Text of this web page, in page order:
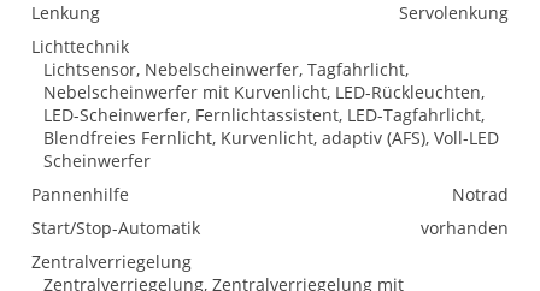
Lenkung
Servolenkung
Lichttechnik
Lichtsensor, Nebelscheinwerfer, Tagfahrlicht,
Nebelscheinwerfer mit Kurvenlicht, LED-Rückleuchten,
LED-Scheinwerfer, Fernlichtassistent, LED-Tagfahrlicht,
Blendfreies Fernlicht, Kurvenlicht, adaptiv (AFS), Voll-LED
Scheinwerfer
Pannenhilfe
Notrad
Start/Stop-Automatik
vorhanden
Zentralverriegelung
Zentralverriegelung, Zentralverriegelung mit